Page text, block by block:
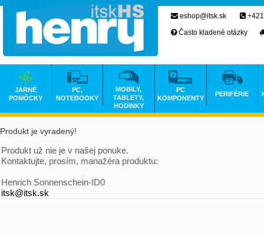
Produkt je vyradený!
Produkt už nie je v našej ponuke.
Kontaktujte, prosím, manažéra produktu:
Henrich Sonnenschein-ID0
itsk@itsk.sk
eshop@itsk.sk
Často kladené otázky
JARNÉ
POMÔCKY
PC,
NOTEBOOKY
MOBILY,
TABLETY,
HODINKY
PC
KOMPONENTY
PERIFÉRIE